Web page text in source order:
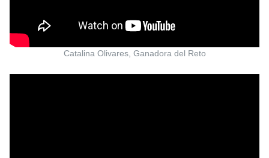
Catalina Olivares, Ganadora del Reto